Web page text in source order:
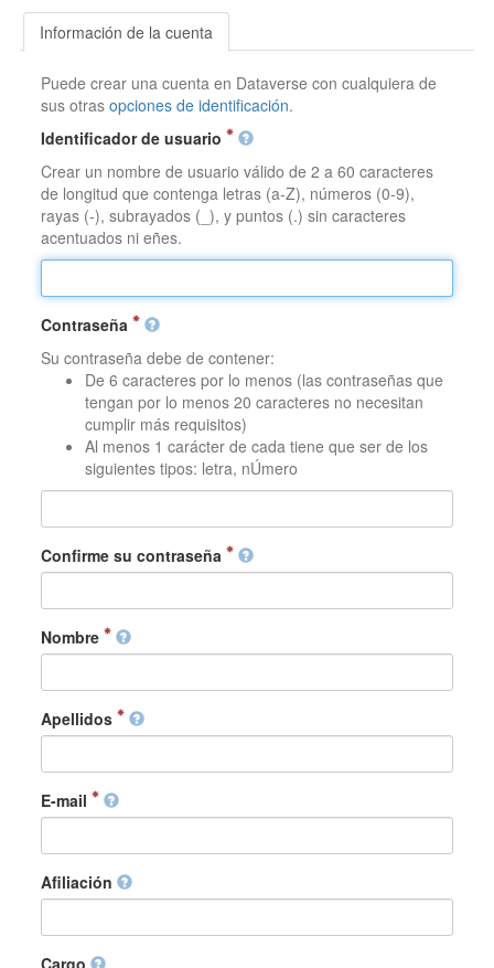
Información de la cuenta
Puede crear una cuenta en Dataverse con cualquiera de
sus otrasopciones de identificación.
Identificador de usuario
Crear un nombre de usuario válido de 2 a 60 caracteres
de longitud que contenga letras (a-Z), números (0-9),
rayas (-), subrayados (_), y puntos (.) sin caracteres
acentuados ni eñes.
Contraseña
Su contraseña debe de contener:
De 6 caracteres por lo menos (las contraseñas que
tengan por lo menos 20 caracteres no necesitan
cumplir más requisitos)
Al menos 1 carácter de cada tiene que ser de los
siguientes tipos: letra, nÚmero
Confirme su contraseña
Nombre
Apellidos
E-mail
Afiliación
Cargo